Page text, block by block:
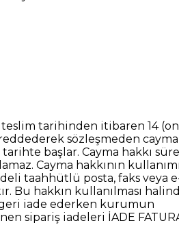
tarihinden itibaren 14
sözleşmeden cayma
başlar. Cayma hakkı
Cayma hakkının
taahhütlü posta, faks veya
Bu hakkın kullanılması
geri iade ederken kurumun
sipariş iadeleri İADE